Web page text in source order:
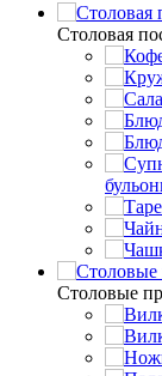
Столовая
Cтоловые